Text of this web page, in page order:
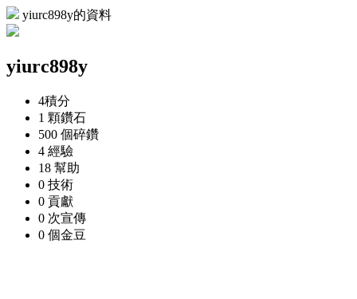
yiurc898y的資料
yiurc898y
4積分
1 顆鑽石
500 個碎鑽
4 經驗
18 幫助
0 技術
0 貢獻
0 次宣傳
0 個金豆